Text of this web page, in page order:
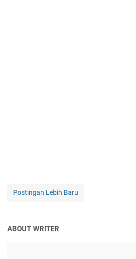
Postingan Lebih Baru
ABOUT WRITER